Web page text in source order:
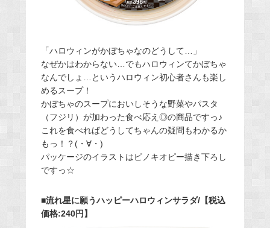
「ハロウィンがかぼちゃなのどうして…」
なぜかはわからない…でもハロウィンてかぼちゃ
なんでしょ…というハロウィン初心者さんも楽し
めるスープ！
かぼちゃのスープにおいしそうな野菜やパスタ
（フジリ）が加わった食べ応え◎の商品ですっ♪
これを食べればどうしてちゃんの疑問もわかるか
もっ！？(・∀・)
パッケージのイラストはピノキオピー描き下ろし
ですっ☆
■流れ星に願うハッピーハロウィンサラダ/【税込
価格:240円】